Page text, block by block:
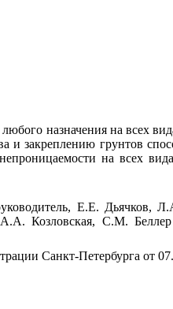
назначения на всех
и закреплению грунтов
на всех
Е.Е. Дьячков,
Козловская, С.М.
Санкт-Петербурга от